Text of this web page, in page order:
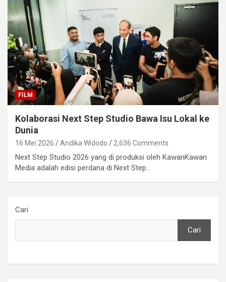
FILM
Kolaborasi Next Step Studio Bawa Isu Lokal ke
Dunia
16 Mei 2026 Andika Widodo 2,636 Comments
Next Step Studio 2026 yang di produksi oleh KawanKawan
Media adalah edisi perdana di Next Step…
Cari
Cari